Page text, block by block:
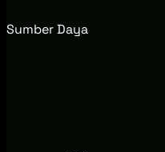
Sumber Daya